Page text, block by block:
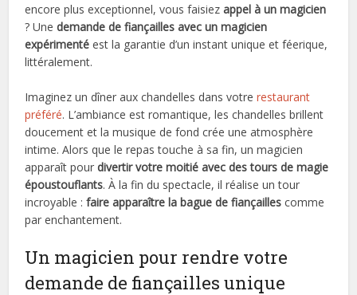
encore plus exceptionnel, vous faisiezappel à un magicien
? Unedemande de fiançailles avec un magicien
expérimenté est la garantie d’un instant unique et féerique,
littéralement.
Imaginez un dîner aux chandelles dans votrerestaurant
préféré. L’ambiance est romantique, les chandelles brillent
doucement et la musique de fond crée une atmosphère
intime. Alors que le repas touche à sa fin, un magicien
apparaît pourdivertir votre moitié avec des tours de magie
époustouflants. À la fin du spectacle, il réalise un tour
incroyable :faire apparaître la bague de fiançailles comme
par enchantement.
Un magicien pour rendre votre
demande de fiançailles unique